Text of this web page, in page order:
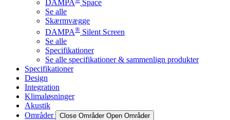
DAMPA
Space
Se alle
Skærmvægge
DAMPA® Silent Screen
Se alle
Specifikationer
Se alle specifikationer & sammenlign produkter
Specifikationer
Design
Integration
Klimaløsninger
Akustik
Områder
Close Områder Open Områder